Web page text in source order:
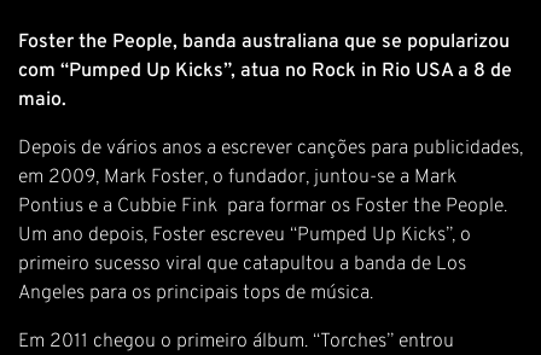
Foster the People, banda australiana que se popularizou
com “Pumped Up Kicks”, atua no Rock in Rio USA a 8 de
maio.
Depois de vários anos a escrever canções para publicidades,
em 2009, Mark Foster, o fundador, juntou-se a Mark
Pontius e a Cubbie Fink para formar os Foster the People.
Um ano depois, Foster escreveu “Pumped Up Kicks”, o
primeiro sucesso viral que catapultou a banda de Los
Angeles para os principais tops de música.
Em 2011 chegou o primeiro álbum. “Torches” entrou